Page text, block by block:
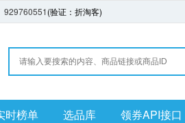
929760551(验证：折淘客)
时榜单 选品库 领券API接口